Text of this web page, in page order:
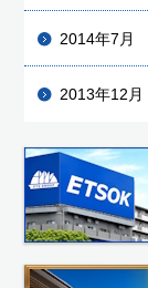
2014年7月
2013年12月